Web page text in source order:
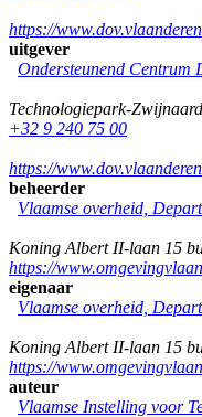
https://
uitgever
Ondersteunend Centrum
Technologiepark-
+32 9 240 75 00
https://
beheerder
Vlaamse overheid,
Koning Albert II-laan 15
https://
eigenaar
Vlaamse overheid,
Koning Albert II-laan 15
https://
auteur
Vlaamse Instelling voor